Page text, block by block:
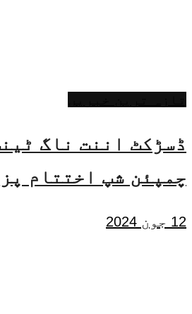
ڈسڑکٹ اننت ناگ
چمپئن شپ اختتام
12 جون 2024